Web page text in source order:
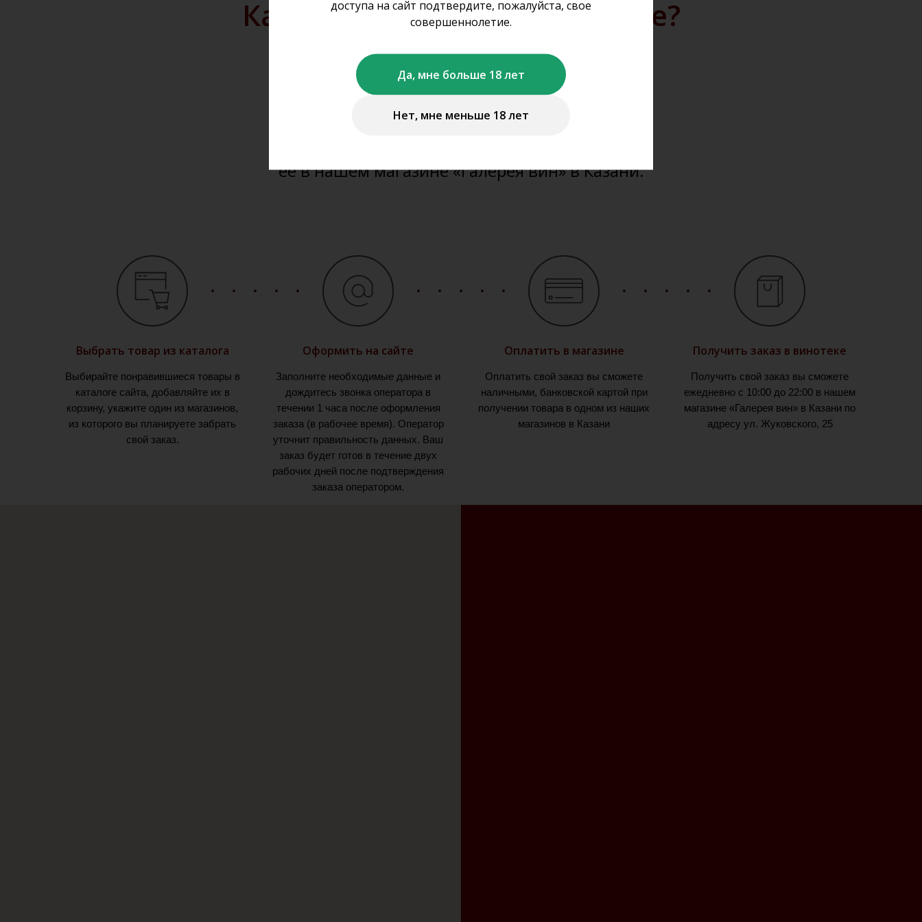
доступа на сайт подтвердите, пожалуйста, свое
совершеннолетие.
Да, мне больше 18 лет
Нет, мне меньше 18 лет
Как оформить заказ на сайте?
Мы не осуществляем дистанционную продажу
и доставку алкогольной и табачной продукции.
Вы можете забронировать представленную на
её в нашем магазине «Галерея вин» в Казани.
Выбрать товар из каталога
Выбирайте понравившиеся товары в
каталоге сайта, добавляйте их в
корзину, укажите один из магазинов,
из которого вы планируете забрать
свой заказ.
Оформить на сайте
Заполните необходимые данные и
дождитесь звонка оператора в
течении 1 часа после оформления
заказа (в рабочее время). Оператор
уточнит правильность данных. Ваш
заказ будет готов в течение двух
рабочих дней после подтверждения
заказа оператором.
Оплатить в магазине
Оплатить свой заказ вы сможете
наличными, банковской картой при
получении товара в одном из наших
магазинов в Казани
Получить заказ в винотеке
Получить свой заказ вы сможете
ежедневно с 10:00 до 22:00 в нашем
магазине «Галерея вин» в Казани по
адресу ул. Жуковского, 25